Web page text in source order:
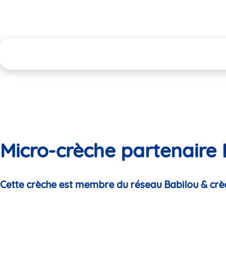
Micro-crèche partenaire
Cette crèche est membre du réseau Babilou &